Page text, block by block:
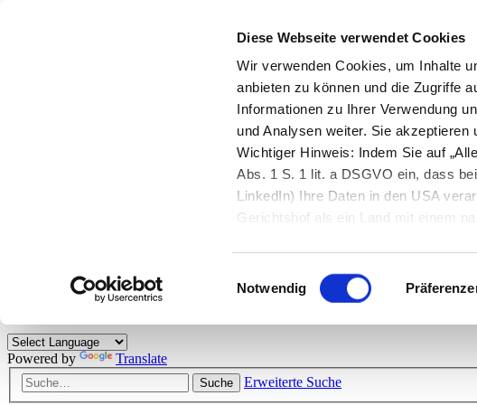
Diese Webseite verwendet Cookies
Wir verwenden Cookies, um Inhalte
anbieten zu können und die Zugriffe
Informationen zu Ihrer Verwendung
und Analysen weiter. Sie
Wichtiger Hinweis: Indem Sie auf
Abs. 1 S. 1 lit. a DSGVO ein, dass
LinkedIn) Ihre Daten in den USA
Gerichtshof als ein Land mit einem
Einwilligungsauswahl
Notwendig
Herzlich willkommen!
Kunden viele nützliche Hilfestellungen und interessante Tipps und Tricks.
Powered by Translate
Suche Erweiterte Suche